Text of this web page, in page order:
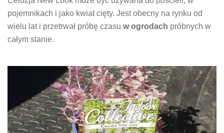
pojemnikach i jako kwiat cięty. Jest obecny na rynku od
wielu lat i przetrwał próbę czasu w ogrodach próbnych w
całym stanie.